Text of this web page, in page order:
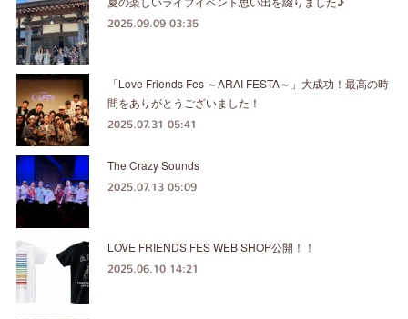
2025.09.09 03:35
「Love Friends Fes ～ARAI FESTA～」大成功！最高の時
間をありがとうございました！
2025.07.31 05:41
The Crazy Sounds
2025.07.13 05:09
LOVE FRIENDS FES WEB SHOP公開！！
2025.06.10 14:21